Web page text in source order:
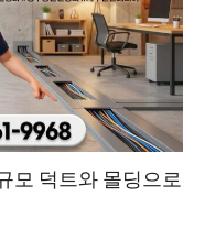
모 덕트와 몰딩으로